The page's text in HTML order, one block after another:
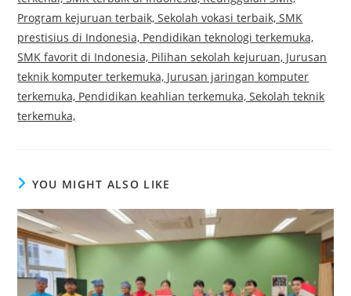
Program kejuruan terbaik, Sekolah vokasi terbaik, SMK
prestisius di Indonesia, Pendidikan teknologi terkemuka,
SMK favorit di Indonesia, Pilihan sekolah kejuruan, Jurusan
teknik komputer terkemuka, Jurusan jaringan komputer
terkemuka, Pendidikan keahlian terkemuka, Sekolah teknik
terkemuka,
YOU MIGHT ALSO LIKE